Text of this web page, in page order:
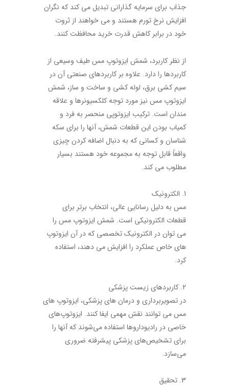
جذاب برای سرمایه گذارانی تبدیل می کند که نگران
افزایش نرخ تورم هستند و می خواهند از ثروت
خود در برابر کاهش قدرت خرید محافظت کنند.
از نظر کاربرد، شمش ایزوتوپ مس طیف وسیعی از
کاربردها را دارد. علاوه بر کاربردهای صنعتی آن در
سیم کشی برق، لوله کشی و ساخت و ساز، شمش
ایزوتوپ مس نیز مورد توجه کلکسیونرها و علاقه
مندان است. ترکیب ایزوتوپی منحصر به فرد و
کمیاب بودن این قطعات شمش، آنها را برای سکه
شناسان و کسانی که به دنبال اضافه کردن چیزی
واقعاً قابل توجه به مجموعه خود هستند بسیار
مطلوب می کند.
1. الکترونیک
مس به دلیل رسانایی عالی، انتخاب برتر برای
قطعات الکترونیکی است. شمش ایزوتوپ مس را
می توان در الکترونیک تخصصی که در آن ایزوتوپ
های خاص عملکرد را افزایش می دهند، استفاده
کرد.
2. کاربردهای زیست پزشکی
در تصویربرداری و درمان های پزشکی، ایزوتوپ های
مس می توانند نقش مهمی ایفا کنند. ایزوتوپ‌های
خاصی در رادیوداروها استفاده می‌شوند که آنها را
برای تشخیص‌های پزشکی پیشرفته ضروری
می‌سازد.
3. تحقیق